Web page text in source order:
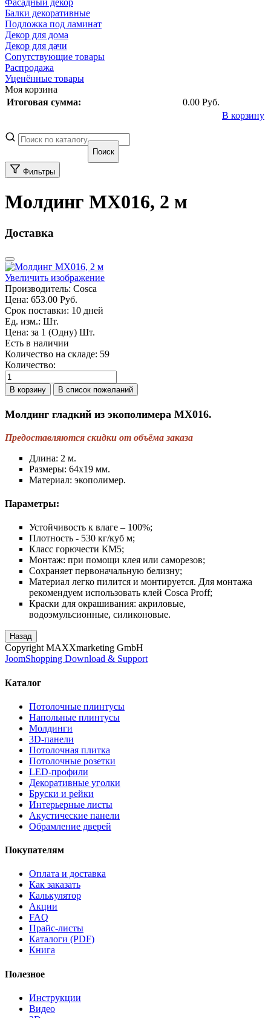
Балки декоративные
Подложка под ламинат
Декор для дома
Декор для дачи
Сопутствующие товары
Распродажа
Уценённые товары
Моя корзина
Итоговая сумма:
0.00 Руб.
В корзину
Фильтры
Молдинг MX016, 2 м
Доставка
Увеличить изображение
Производитель: Cosca
Цена: 653.00 Руб.
Срок поставки: 10 дней
Ед. изм.: Шт.
Цена: за 1 (Одну) Шт.
Есть в наличии
Количество на складе: 59
Количество:
Молдинг гладкий из экополимера МХ016.
Предоставляются скидки от объёма заказа
Длина: 2 м.
Размеры: 64х19 мм.
Материал: экополимер.
Параметры:
Устойчивость к влаге – 100%;
Плотность - 530 кг/куб м;
Класс горючести КМ5;
Монтаж: при помощи клея или саморезов;
Сохраняет первоначальную белизну;
Материал легко пилится и монтируется. Для монтажа
рекомендуем использовать клей Cosca Proff;
Краски для окрашивания: акриловые,
водоэмульсионные, силиконовые.
Copyright MAXXmarketing GmbH
JoomShopping Download & Support
Каталог
Потолочные плинтусы
Напольные плинтусы
Молдинги
3D-панели
Потолочная плитка
Потолочные розетки
LED-профили
Декоративные уголки
Бруски и рейки
Интерьерные листы
Акустические панели
Обрамление дверей
Покупателям
Оплата и доставка
Как заказать
Калькулятор
Акции
FAQ
Прайс-листы
Каталоги (PDF)
Книга
Полезное
Инструкции
Видео